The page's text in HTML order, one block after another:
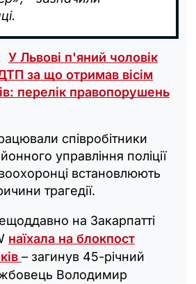
У Львові п'яний чоловік
за що отримав вісім
перелік правопорушень
співробітники
управління поліції
встановлюють
трагедії.
на Закарпатті
наїхала на блокпост
– загинув 45-річний
Володимир